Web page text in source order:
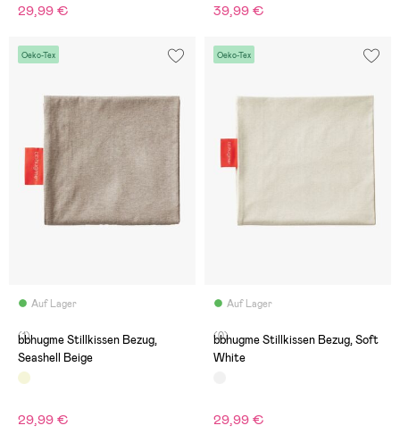
29,99 € 39,99 €
Oeko-Tex
Auf Lager
(1)
bbhugme Stillkissen Bezug,
Seashell Beige
29,99 €
Oeko-Tex
Auf Lager
(0)
bbhugme Stillkissen Bezug, Soft
White
29,99 €